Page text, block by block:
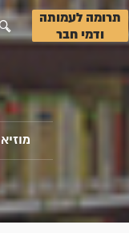
תרומה לעמותה
ודמי חבר